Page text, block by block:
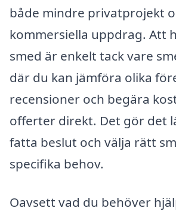
både mindre privatprojekt
kommersiella uppdrag. Att
smed är enkelt tack vare
där du kan jämföra olika
recensioner och begära
offerter direkt. Det gör det
fatta beslut och välja rätt
specifika behov.
Oavsett vad du behöver